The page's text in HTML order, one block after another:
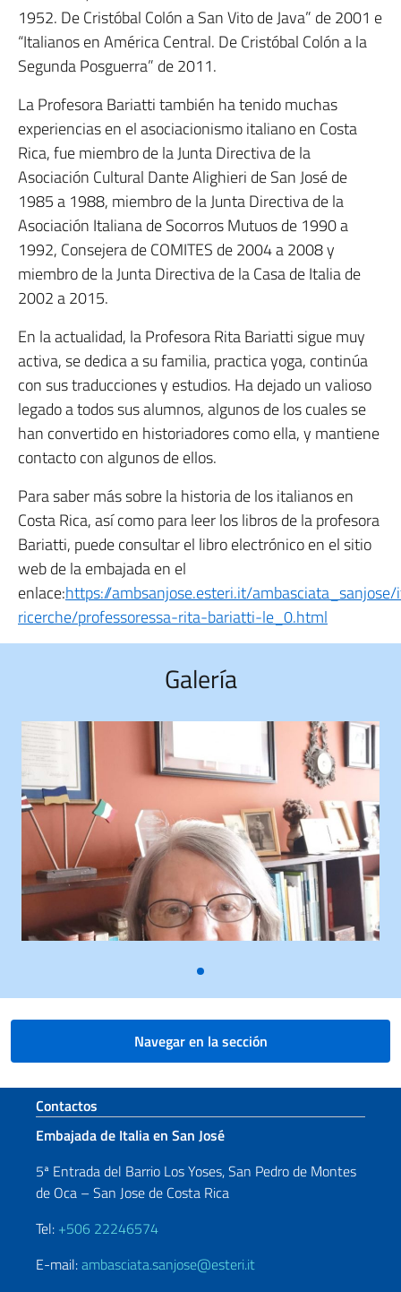
1952. De Cristóbal Colón a San Vito de Java” de 2001 e
“Italianos en América Central. De Cristóbal Colón a la
Segunda Posguerra” de 2011.
La Profesora Bariatti también ha tenido muchas
experiencias en el asociacionismo italiano en Costa
Rica, fue miembro de la Junta Directiva de la
Asociación Cultural Dante Alighieri de San José de
1985 a 1988, miembro de la Junta Directiva de la
Asociación Italiana de Socorros Mutuos de 1990 a
1992, Consejera de COMITES de 2004 a 2008 y
miembro de la Junta Directiva de la Casa de Italia de
2002 a 2015.
En la actualidad, la Profesora Rita Bariatti sigue muy
activa, se dedica a su familia, practica yoga, continúa
con sus traducciones y estudios. Ha dejado un valioso
legado a todos sus alumnos, algunos de los cuales se
han convertido en historiadores como ella, y mantiene
contacto con algunos de ellos.
Para saber más sobre la historia de los italianos en
Costa Rica, así como para leer los libros de la profesora
Bariatti, puede consultar el libro electrónico en el sitio
web de la embajada en el
enlace:https://ambsanjose.esteri.it/
ricerche/professoressa-rita-bariatti-le_0.html
Galería
Navegar en la sección
Sezione footer
Contactos
Embajada de Italia en San José
5ª Entrada del Barrio Los Yoses, San Pedro de Montes
de Oca – San Jose de Costa Rica
Tel: +506 22246574
E-mail:ambasciata.sanjose@esteri.it